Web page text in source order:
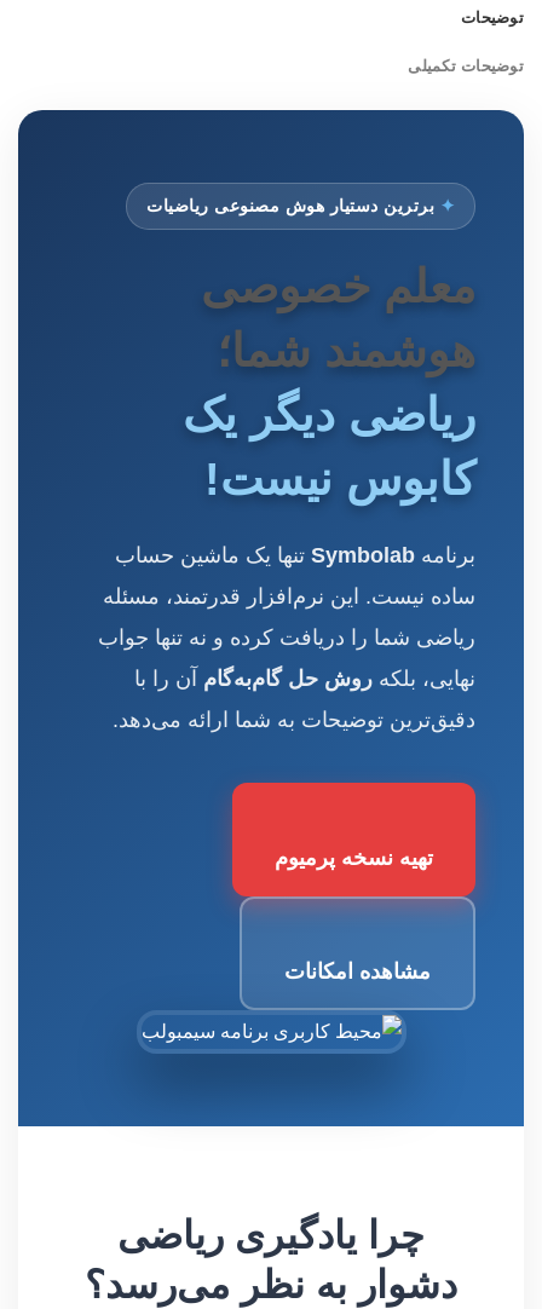
توضیحات
توضیحات تکمیلی
✦ برترین دستیار هوش مصنوعی ریاضیات
معلم خصوصی
هوشمند شما؛
ریاضی دیگر یک
کابوس نیست!
برنامه Symbolab تنها یک ماشین حساب
ساده نیست. این نرم‌افزار قدرتمند، مسئله
ریاضی شما را دریافت کرده و نه تنها جواب
نهایی، بلکه روش حل گام‌به‌گام آن را با
دقیق‌ترین توضیحات به شما ارائه می‌دهد.
تهیه نسخه پرمیوم
مشاهده امکانات
چرا یادگیری ریاضی
دشوار به نظر می‌رسد؟